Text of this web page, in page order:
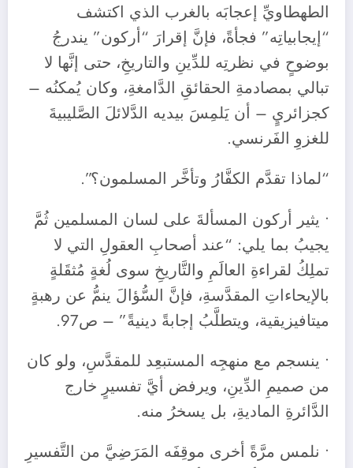
الطهطاويِّ إعجابَه بالغرب الذي اكتشف
“إيجابياتِه” فجأةً، فإنَّ إقرارَ “أركون” يندرجُ
بوضوحٍ في نظرتِه للدِّينِ والتاريخِ، حتى إنَّها لا
تبالي بمصادمةِ الحقائقِ الدَّامغةِ، وكان يُمكنُه –
كجزائريٍ – أن يَلمِسَ بيديه الدَّلائلَ الصَّليبيةَ
للغزوِ الفَرنسي.
“لماذا تقدَّم الكفَّارُ وتأخَّر المسلمون؟”.
• يثير أركون المسألةَ على لسان المسلمين ثُمَّ
يجيبُ بما يلي: “عند أصحابِ العقولِ التي لا
تملِكُ لقراءةِ العالَمِ والتَّاريخِ سوى لُغةٍ مُثقَلةٍ
بالإيحاءاتِ المقدَّسةِ، فإنَّ السُّؤالَ ينمُّ عن رهبةٍ
ميتافيزيقية، ويتطلَّبُ إجابةً دينيةً” – ص97.
• ينسجم مع منهجِه المستبعِد للمقدَّسِ، ولو كان
من صميمِ الدِّينِ، ويرفض أيَّ تفسيرٍ خارج
الدَّائرةِ الماديةِ، بل يسخرُ منه.
• نلمس مرَّةً أخرى موقِفَه المَرَضِيَّ من التَّفسيرِ